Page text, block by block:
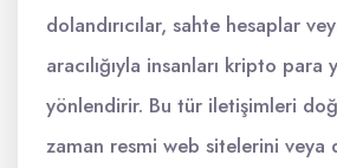
dolandırıcılar, sahte hesaplar
aracılığıyla insanları kripto para
yönlendirir. Bu tür iletişimleri
zaman resmi web sitelerini veya